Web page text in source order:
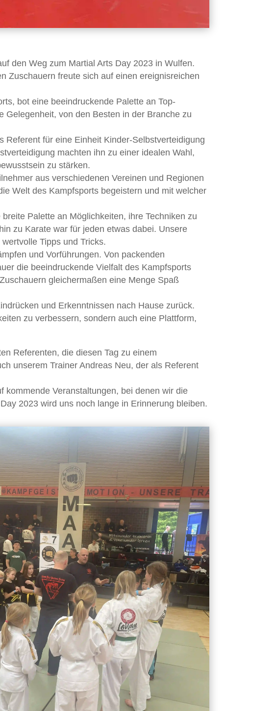
den Weg zum Martial Arts Day 2023 in Wulfen.
Zuschauern freute sich auf einen ereignisreichen
bot eine beeindruckende Palette an Top-
von den Besten in der Branche zu
Referent für eine Einheit Kinder-Selbstverteidigung
machten ihn zu einer idealen Wahl,
zu stärken.
aus verschiedenen Vereinen und Regionen
Welt des Kampfsports begeistern und mit welcher
Palette an Möglichkeiten, ihre Techniken zu
zu Karate war für jeden etwas dabei. Unsere
Tipps und Tricks.
und Vorführungen. Von packenden
die beeindruckende Vielfalt des Kampfsports
gleichermaßen eine Menge Spaß
und Erkenntnissen nach Hause zurück.
zu verbessern, sondern auch eine Plattform,
Referenten, die diesen Tag zu einem
unserem Trainer Andreas Neu, der als Referent
kommende Veranstaltungen, bei denen wir die
2023 wird uns noch lange in Erinnerung bleiben.